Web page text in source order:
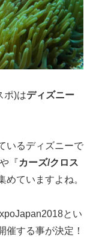
ポ)はディズニー
いるディズニーで
『カーズ/クロス
めていますよね。
とい
催する事が決定！